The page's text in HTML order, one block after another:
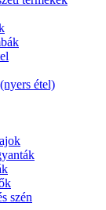
étel)
szén